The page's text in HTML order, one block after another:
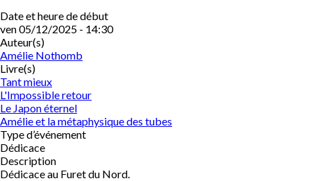
Date et heure de début
ven 05/12/2025 - 14:30
Auteur(s)
Amélie Nothomb
Livre(s)
Tant mieux
L'Impossible retour
Le Japon éternel
Amélie et la métaphysique des tubes
Type d’événement
Dédicace
Description
Dédicace au Furet du Nord.